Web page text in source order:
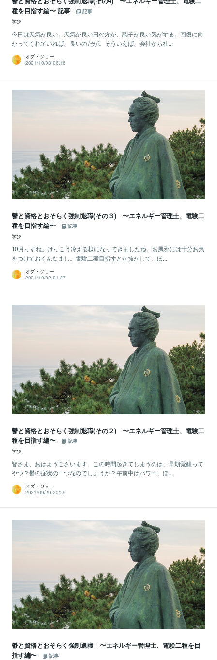
種を目指す編〜 記事
記事
学び
今日は天気が良い。天気が良い日の方が、調子が良い気がする。回復に向
かってくれていれば、良いのだが。そういえば、会社から社...
オダ・ジョー
2021/10/03 06:16
鬱と資格とおそらく強制退職(その３) 〜エネルギー管理士、電験二
種を目指す編〜
記事
学び
10月っすね。けっこう冷える様になってきましたね。お風邪には十分お気
をつけておくんなまし。電験二種目指すとか抜かして、ほ...
オダ・ジョー
2021/10/02 01:27
鬱と資格とおそらく強制退職(その２) 〜エネルギー管理士、電験二
種を目指す編〜
記事
学び
皆さま、おはようございます。この時間起きてしまうのは、早期覚醒って
やつ？鬱の症状の一つなのでしょうか？午前中はパワー、ほ...
オダ・ジョー
2021/09/29 20:29
鬱と資格とおそらく強制退職 〜エネルギー管理士、電験二種を目
指す編〜
記事